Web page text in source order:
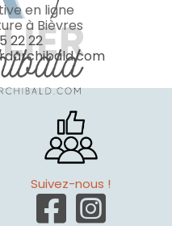
en ligne
à Bièvres
22 22
Suivez-nous !